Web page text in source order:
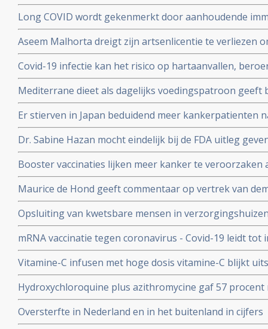
Long COVID wordt gekenmerkt door aanhoudende
cytotoxische CD8+ T-cellen op het SARS-CoV-2 virus
immuunreacties op de herpesvirussen Epstein-Barr-
patienten met aanhoudende Long Covid
Aseem Malhorta dreigt zijn artsenlicentie te verliezen
Covid mRNA vaccins ter discussie stelde in een
jarige leeftijd plotseling overleedt aan een hartaanval
Covid-19 infectie kan het risico op hartaanvallen,
gedurende drie jaar na een infectie verhogen
Mediterrane dieet als dagelijks voedingspatroon geeft
coronavirus - Covid-19 blijkt uit meta analyse van 6
Er stierven in Japan beduidend meer kankerpatienten
vaccinatie in vergelijking met andere jaren
Dr. Sabine Hazan mocht eindelijk bij de FDA uitleg
complementaire middelen en de samenstelling van de
Booster vaccinaties lijken meer kanker te veroorzaken
en waarschuwt voor gebruik van mRNA vaccins als
Maurice de Hond geeft commentaar op vertrek van
Kuipers en verhoor van Fauci in Amerika en weerlegt
genadeloze analyse
Opsluiting van kwetsbare mensen in
de slechtst mogelijke resultaten
mRNA vaccinatie tegen coronavirus - Covid-19 leidt
natuurlijke infectie met Sars-Cov-2 leidt tot langdurige
Vitamine-C infusen met hoge dosis vitamine-C blijkt
besmet met het corona virus (COVID-19) en al met
Studie.
Hydroxychloroquine plus azithromycine gaf 57
coronavirus besmetting bij patienten opgenomen in
Belgische studie
Oversterfte in Nederland en in het buitenland in cijfers